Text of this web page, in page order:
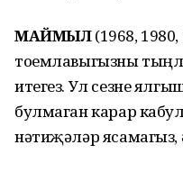
МАЙМЫЛ(1968, 1980,
тоемлавыгызны
итегез. Ул сезне
булмаган карар
нәтиҗәләр ясамагыз,